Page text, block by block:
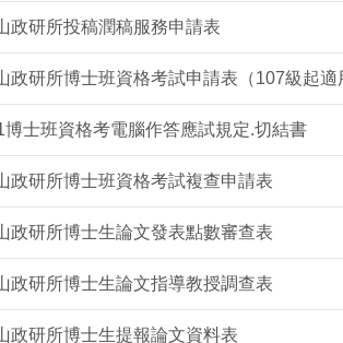
政研所投稿潤稿服務申請表
政研所博士班資格考試申請表（107級起適
博士班資格考電腦作答應試規定.切結書
政研所博士班資格考試複查申請表
政研所博士生論文發表點數審查表
政研所博士生論文指導教授調查表
政研所博士生提報論文資料表